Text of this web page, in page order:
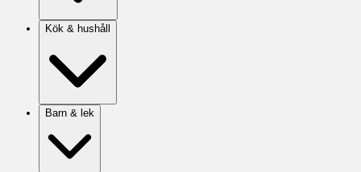
Kök & hushåll
Barn & lek